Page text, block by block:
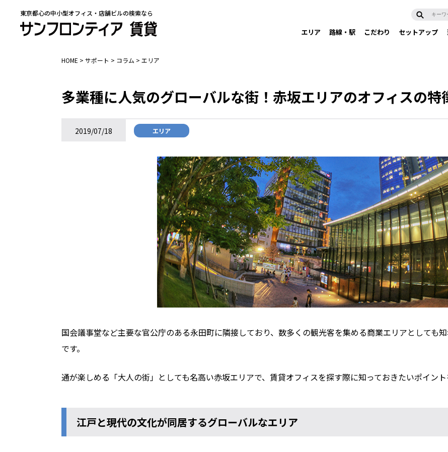
東京都心の中小型オフィス・店舗ビルの検索なら
エリア 路線・駅 こだわり セットアップ
HOME > サポート > コラム > エリア
多業種に人気のグローバルな街！赤坂エリアのオフィスの特
2019/07/18 エリア
国会議事堂など主要な官公庁のある永田町に隣接しており、数多くの観光客を集める商業エリアとしても
です。
通が楽しめる「大人の街」としても名高い赤坂エリアで、賃貸オフィスを探す際に知っておきたいポイント
江戸と現代の文化が同居するグローバルなエリア